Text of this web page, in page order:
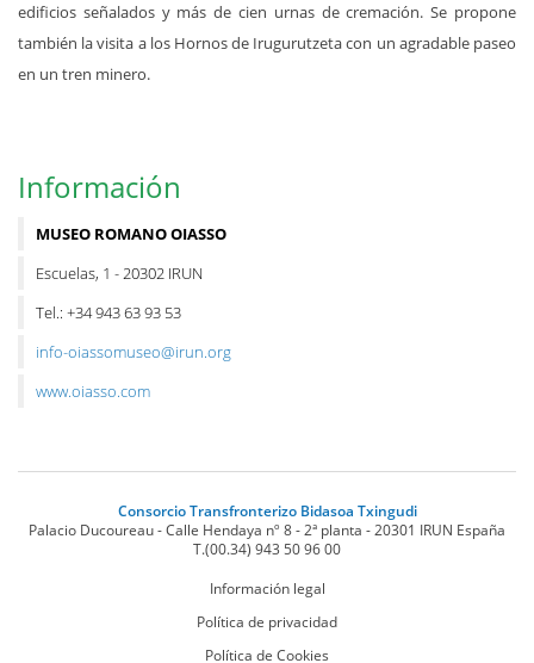
edificios señalados y más de cien urnas de cremación. Se propone
también la visita a los Hornos de Irugurutzeta con un agradable paseo
en un tren minero.
Información
MUSEO ROMANO OIASSO
Escuelas, 1 - 20302 IRUN
Tel.: +34 943 63 93 53
info-oiassomuseo@irun.org
www.oiasso.com
Consorcio Transfronterizo Bidasoa Txingudi
Palacio Ducoureau - Calle Hendaya nº 8 - 2ª planta -20301 IRUN España
T.(00.34) 943 50 96 00
Información legal
Política de privacidad
Política de Cookies